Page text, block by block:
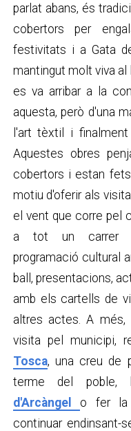
parlat abans, és
cobertors per
festivitats i a Gata
mantingut molt viva al
es va arribar a la
aquesta, però d'una
l'art tèxtil i
Aquestes obres
cobertors i estan
motiu d'oferir als
el vent que corre pel
a tot un carrer
programació cultural
ball, presentacions,
amb els cartells de
altres actes. A
visita pel municipi,
Tosca, una creu de
terme del poble,
d'Arcàngel
o fer la
continuar